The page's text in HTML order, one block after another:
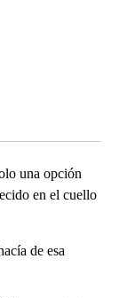
una opción
en el cuello
de esa